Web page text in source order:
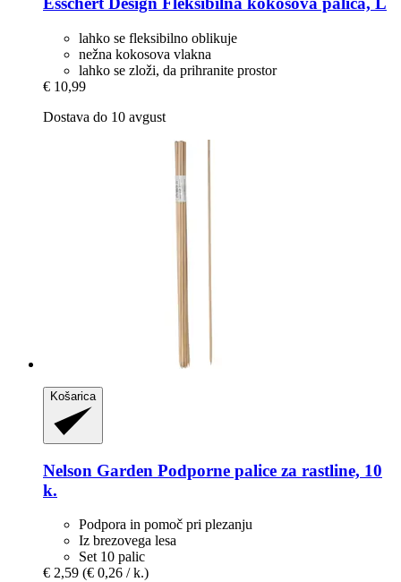
lahko se fleksibilno oblikuje
nežna kokosova vlakna
lahko se zloži, da prihranite prostor
€ 10,99
Dostava do 10 avgust
Košarica
Nelson Garden Podporne palice za rastline, 10
k.
Podpora in pomoč pri plezanju
Iz brezovega lesa
Set 10 palic
€ 2,59 (€ 0,26 / k.)